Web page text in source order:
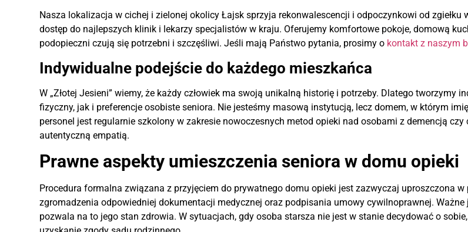
Nasza lokalizacja w cichej i zielonej okolicy Łajsk sprzyja rekonwalescencji i odpoczynkowi od
dostęp do najlepszych klinik i lekarzy specjalistów w kraju. Oferujemy komfortowe pokoje, domową
podopieczni czują się potrzebni i szczęśliwi. Jeśli mają Państwo pytania, prosimy o kontakt z naszym
Indywidualne podejście do każdego mieszkańca
W „Złotej Jesieni” wiemy, że każdy człowiek ma swoją unikalną historię i potrzeby. Dlatego
fizyczny, jak i preferencje osobiste seniora. Nie jesteśmy masową instytucją, lecz domem, w którym
personel jest regularnie szkolony w zakresie nowoczesnych metod opieki nad osobami z demencją
autentyczną empatią.
Prawne aspekty umieszczenia seniora w domu opieki
Procedura formalna związana z przyjęciem do prywatnego domu opieki jest zazwyczaj uproszczona
zgromadzenia odpowiedniej dokumentacji medycznej oraz podpisania umowy cywilnoprawnej.
pozwala na to jego stan zdrowia. W sytuacjach, gdy osoba starsza nie jest w stanie decydować o